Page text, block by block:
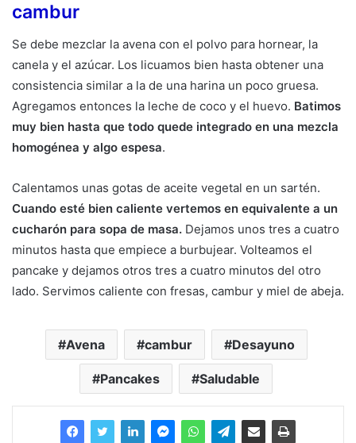
cambur
Se debe mezclar la avena con el polvo para hornear, la
canela y el azúcar. Los licuamos bien hasta obtener una
consistencia similar a la de una harina un poco gruesa.
Agregamos entonces la leche de coco y el huevo. Batimos
muy bien hasta que todo quede integrado en una mezcla
homogénea y algo espesa.
Calentamos unas gotas de aceite vegetal en un sartén.
Cuando esté bien caliente vertemos en equivalente a un
cucharón para sopa de masa. Dejamos unos tres a cuatro
minutos hasta que empiece a burbujear. Volteamos el
pancake y dejamos otros tres a cuatro minutos del otro
lado. Servimos caliente con fresas, cambur y miel de abeja.
Avena cambur Desayuno
Pancakes Saludable